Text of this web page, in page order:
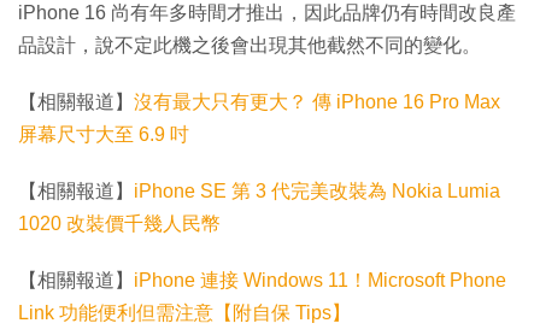
iPhone 16 尚有年多時間才推出，因此品牌仍有時間改良產
品設計，說不定此機之後會出現其他截然不同的變化。
【相關報道】 沒有最大只有更大？ 傳 iPhone 16 Pro Max
屏幕尺寸大至 6.9 吋
【相關報道】 iPhone SE 第 3 代完美改裝為 Nokia Lumia
1020 改裝價千幾人民幣
【相關報道】 iPhone 連接 Windows 11！Microsoft Phone
Link 功能便利但需注意【附自保 Tips】